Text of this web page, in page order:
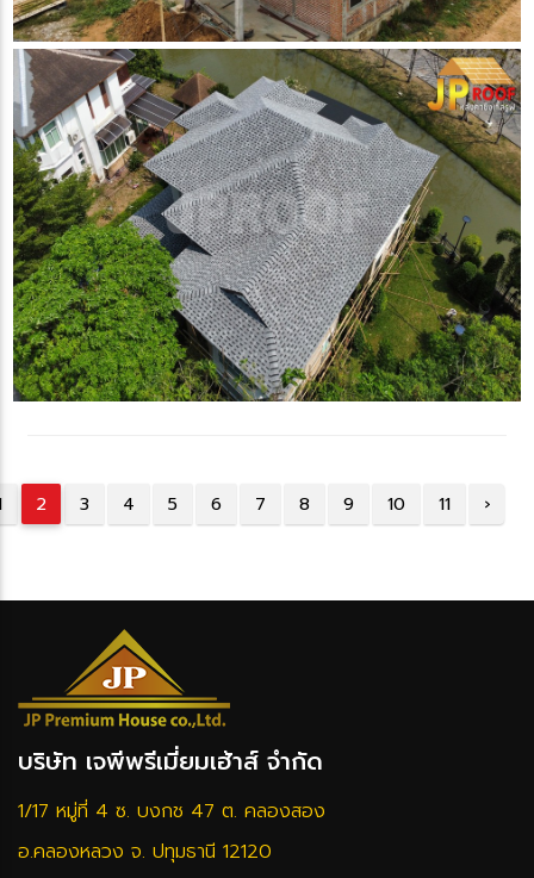
2 3 4 5 6 7 8 9 10 11 ›
บริษัท เจพีพรีเมี่ยมเฮ้าส์ จำกัด
1/17 หมู่ที่ 4 ซ. บงกช 47 ต. คลองสอง
อ.คลองหลวง จ. ปทุมธานี 12120